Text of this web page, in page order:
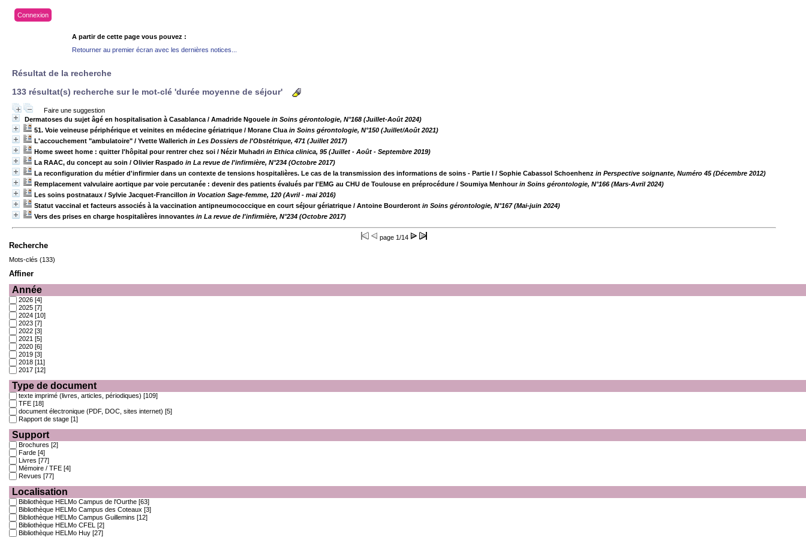
Connexion
A partir de cette page vous pouvez :
Retourner au premier écran avec les dernières notices...
Résultat de la recherche
133 résultat(s) recherche sur le mot-clé 'durée moyenne de séjour'
Faire une suggestion
Dermatoses du sujet âgé en hospitalisation à Casablanca / Amadride Ngouele in Soins gérontologie, N°168 (Juillet-Août 2024)
51. Voie veineuse périphérique et veinites en médecine gériatrique / Morane Clua in Soins gérontologie, N°150 (Juillet/Août 2021)
L'accouchement "ambulatoire" / Yvette Wallerich in Les Dossiers de l'Obstétrique, 471 (Juillet 2017)
Home sweet home : quitter l'hôpital pour rentrer chez soi / Nézir Muhadri in Ethica clinica, 95 (Juillet - Août - Septembre 2019)
La RAAC, du concept au soin / Olivier Raspado in La revue de l'infirmière, N°234 (Octobre 2017)
La reconfiguration du métier d'infirmier dans un contexte de tensions hospitalières. Le cas de la transmission des informations de soins - Partie I / Sophie Cabassol Schoenhenz in Perspective soignante, Numéro 45 (Décembre 2012)
Remplacement valvulaire aortique par voie percutanée : devenir des patients évalués par l'EMG au CHU de Toulouse en préprocédure / Soumiya Menhourin Soins gérontologie, N°166 (Mars-Avril 2024)
Les soins postnataux / Sylvie Jacquet-Francillon in Vocation Sage-femme, 120 (Avril - mai 2016)
Statut vaccinal et facteurs associés à la vaccination antipneumococcique en court séjour gériatrique / Antoine Bourderont in Soins gérontologie, N°167 (Mai-juin 2024)
Vers des prises en charge hospitalières innovantes in La revue de l'infirmière, N°234 (Octobre 2017)
page 1/14
Recherche
Mots-clés (133)
Affiner
Année
2026 [4]
2025 [7]
2024 [10]
2023 [7]
2022 [3]
2021 [5]
2020 [6]
2019 [3]
2018 [11]
2017 [12]
Type de document
texte imprimé (livres, articles, périodiques) [109]
TFE [18]
document électronique (PDF, DOC, sites internet) [5]
Rapport de stage [1]
Support
Brochures [2]
Farde [4]
Livres [77]
Mémoire / TFE [4]
Revues [77]
Localisation
Bibliothèque HELMo Campus de l'Ourthe [63]
Bibliothèque HELMo Campus des Coteaux [3]
Bibliothèque HELMo Campus Guillemins [12]
Bibliothèque HELMo CFEL [2]
Bibliothèque HELMo Huy [27]